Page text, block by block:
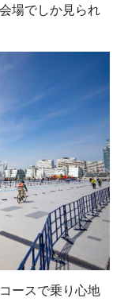
場でしか見られ
ースで乗り心地